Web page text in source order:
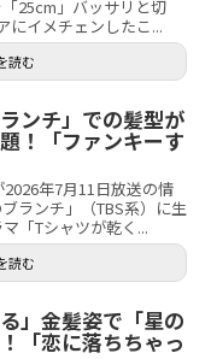
25cm」バッサリと切
にイメチェンしたこ...
読む
ンチ」での髪型が
！「ファンキーす
年7月11日放送の情
ランチ」（TBS系）に生
「Tシャツが乾く...
読む
」金髪姿で「星の
「恋に落ちちゃっ